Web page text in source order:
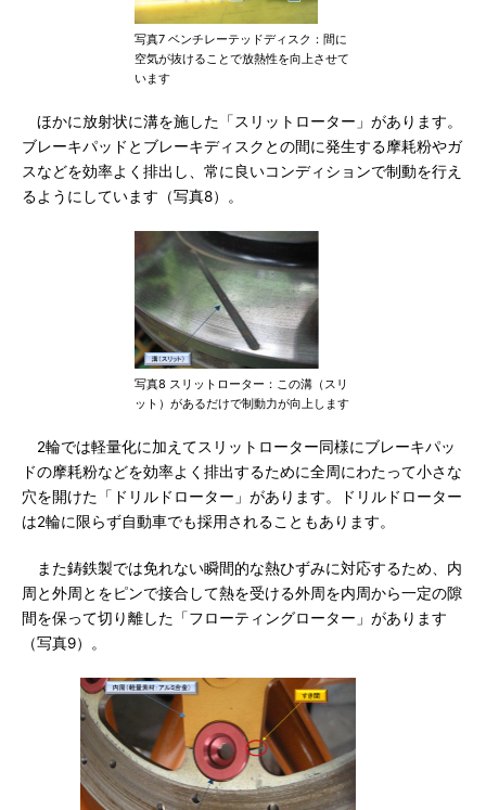
写真7 ベンチレーテッドディスク：間に
空気が抜けることで放熱性を向上させて
います
ほかに放射状に溝を施した「スリットローター」があります。
ブレーキパッドとブレーキディスクとの間に発生する摩耗粉やガ
スなどを効率よく排出し、常に良いコンディションで制動を行え
るようにしています（写真8）。
写真8 スリットローター：この溝（スリ
ット）があるだけで制動力が向上します
2輪では軽量化に加えてスリットローター同様にブレーキパッ
ドの摩耗粉などを効率よく排出するために全周にわたって小さな
穴を開けた「ドリルドローター」があります。ドリルドローター
は2輪に限らず自動車でも採用されることもあります。
また鋳鉄製では免れない瞬間的な熱ひずみに対応するため、内
周と外周とをピンで接合して熱を受ける外周を内周から一定の隙
間を保って切り離した「フローティングローター」があります
（写真9）。